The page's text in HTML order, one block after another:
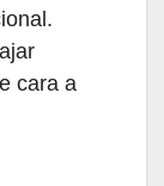
cara a